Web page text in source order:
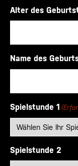
Alter des
Name des
Spielstunde 1
Spielstunde 2